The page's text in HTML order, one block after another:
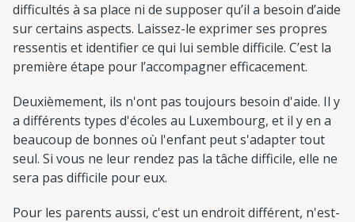
difficultés à sa place ni de supposer qu’il a besoin d’aide
sur certains aspects. Laissez-le exprimer ses propres
ressentis et identifier ce qui lui semble difficile. C’est la
première étape pour l’accompagner efficacement.
Deuxièmement, ils n'ont pas toujours besoin d'aide. Il y
a différents types d'écoles au Luxembourg, et il y en a
beaucoup de bonnes où l'enfant peut s'adapter tout
seul. Si vous ne leur rendez pas la tâche difficile, elle ne
sera pas difficile pour eux.
Pour les parents aussi, c'est un endroit différent, n'est-